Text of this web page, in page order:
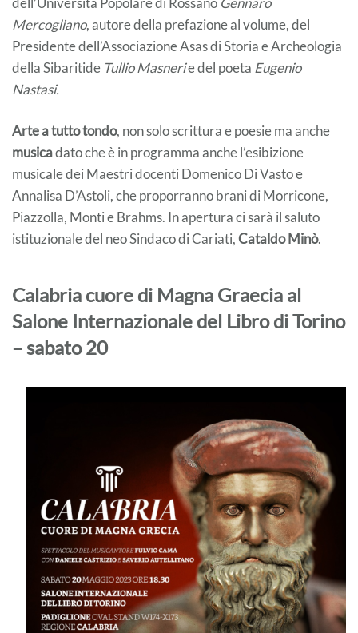
Mercogliano, autore della prefazione al volume, del
Presidente dell’Associazione Asas di Storia e Archeologia
della Sibaritide Tullio Masnerie del poeta Eugenio
Nastasi.
Arte a tutto tondo, non solo scrittura e poesie ma anche
musicadato che è in programma anche l’esibizione
musicale dei Maestri docenti Domenico Di Vasto e
Annalisa D’Astoli, che proporranno brani di Morricone,
Piazzolla, Monti e Brahms. In apertura ci sarà il saluto
istituzionale del neo Sindaco di Cariati,Cataldo Minò.
Calabria cuore di Magna Graecia al
Salone Internazionale del Libro di Torino
– sabato 20